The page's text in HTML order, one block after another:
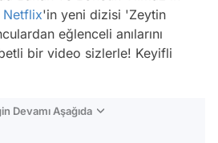
Netflix'in yeni dizisi 'Zeytin
eğlenceli anılarını
bir video sizlerle! Keyifli
Devamı Aşağıda